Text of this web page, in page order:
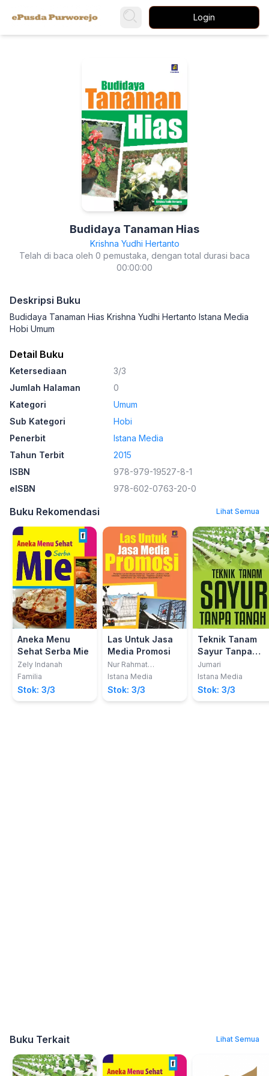
Login
Budidaya Tanaman Hias
Krishna Yudhi Hertanto
Telah di baca oleh 0 pemustaka, dengan total durasi baca
00:00:00
Deskripsi Buku
Budidaya Tanaman Hias Krishna Yudhi Hertanto Istana Media
Hobi Umum
Detail Buku
Ketersediaan
3/3
Jumlah Halaman
0
Kategori
Umum
Sub Kategori
Hobi
Penerbit
Istana Media
Tahun Terbit
2015
ISBN
978-979-19527-8-1
eISBN
978-602-0763-20-0
Buku Rekomendasi Lihat Semua
Aneka Menu
Sehat Serba Mie
Zely Indanah
Familia
Stok: 3/3
Las Untuk Jasa
Media Promosi
Nur Rahmat
Sasongko
Istana Media
Stok: 3/3
Teknik Tanam
Sayur Tanpa
Tanah
Jumari
Istana Media
Stok: 3/3
Buku Terkait Lihat Semua